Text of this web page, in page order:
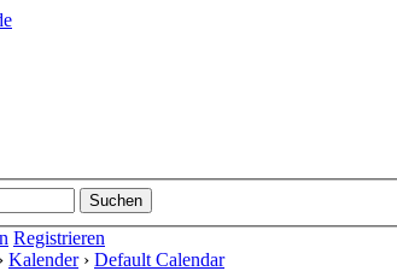
Registrieren
› Kalender› Default Calendar